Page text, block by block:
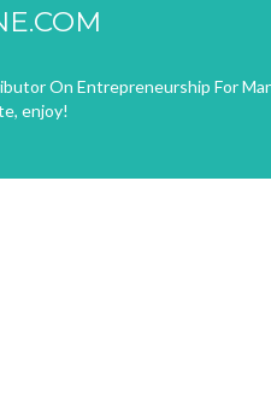
On Entrepreneurship For
enjoy!